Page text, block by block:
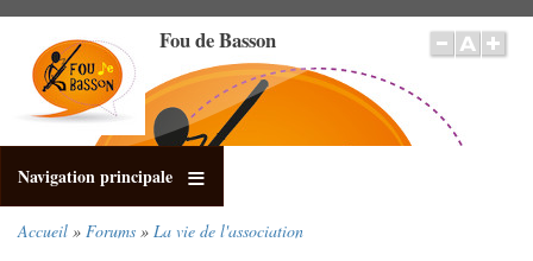
contenu
principal
Fou de Basson
Navigation principale
Accueil Forums La vie de l'association